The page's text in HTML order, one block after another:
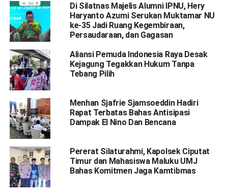
Di Silatnas Majelis Alumni IPNU, Hery
Haryanto Azumi Serukan Muktamar NU
ke-35 Jadi Ruang Kegembiraan,
Persaudaraan, dan Gagasan
Aliansi Pemuda Indonesia Raya Desak
Kejagung Tegakkan Hukum Tanpa
Tebang Pilih
Menhan Sjafrie Sjamsoeddin Hadiri
Rapat Terbatas Bahas Antisipasi
Dampak El Nino Dan Bencana
Pererat Silaturahmi, Kapolsek Ciputat
Timur dan Mahasiswa Maluku UMJ
Bahas Komitmen Jaga Kamtibmas